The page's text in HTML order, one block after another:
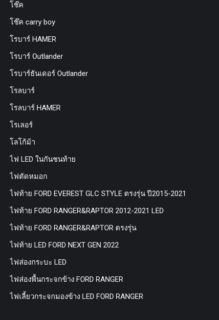
โช๊ค
โช๊ค carry boy
โรบาร์ HAMER
โรบาร์ Outlander
โรบาร์ธันเดอร์ Outlander
โรลบาร์
โรลบาร์ HAMER
โรเลอร์
โลโก้ม้า
ไฟ LED ในกันชนท้าย
ไฟตัดหมอก
ไฟท้าย FORD EVEREST GLC STYLE ตรงรุ่น ปี2015-2021
ไฟท้าย FORD RANGER&RAPTOR 2012-2021 LED
ไฟท้าย FORD RANGER&RAPTOR ตรงรุ่น
ไฟท้าย LED FORD NEXT GEN 2022
ไฟส่องกระบะ LED
ไฟส่องพื้นกระจกข้าง FORD RANGER
ไฟเลี้ยวกระจกมองข้าง LED FORD RANGER